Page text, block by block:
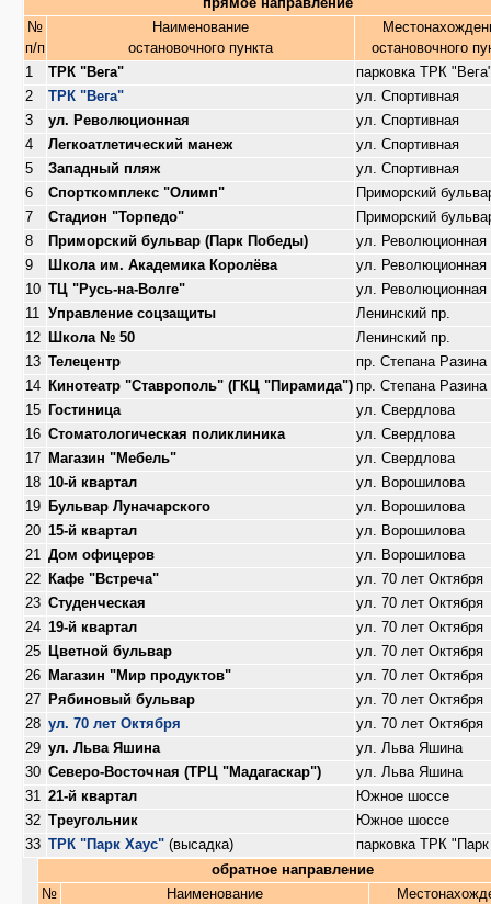
№
п/п
Наименование
остановочного пункта
остановочного
1
ТРК "Вега"
парковка ТРК
2
ТРК "Вега"
ул. Спортивная
3
ул. Революционная
ул. Спортивная
4
Легкоатлетический манеж
ул. Спортивная
5
Западный пляж
ул. Спортивная
6
Спорткомплекс "Олимп"
Приморский
7
Стадион "Торпедо"
Приморский
8
Приморский бульвар (Парк Победы)
ул. Революционная
9
Школа им. Академика Королёва
ул. Революционная
10 ТЦ "Русь-на-Волге"
ул. Революционная
11
Управление соцзащиты
Ленинский пр.
12
Школа № 50
Ленинский пр.
13 Телецентр
пр. Степана Разина
14
Кинотеатр "Ставрополь" (ГКЦ "Пирамида") пр. Степана Разина
15
Гостиница
ул. Свердлова
16 Стоматологическая поликлиника
ул. Свердлова
17
Магазин "Мебель"
ул. Свердлова
18 10-й квартал
ул. Ворошилова
19
Бульвар Луначарского
ул. Ворошилова
20 15-й квартал
ул. Ворошилова
21
Дом офицеров
ул. Ворошилова
22
Кафе "Встреча"
ул. 70 лет Октября
23 Студенческая
ул. 70 лет Октября
24 19-й квартал
ул. 70 лет Октября
25
Цветной бульвар
ул. 70 лет Октября
26
Магазин "Мир продуктов"
ул. 70 лет Октября
27
Рябиновый бульвар
ул. 70 лет Октября
28 ул. 70 лет Октября
ул. 70 лет Октября
29 ул. Льва Яшина
ул. Льва Яшина
30 Северо-Восточная (ТРЦ "Мадагаскар")
ул. Льва Яшина
31
21-й квартал
Южное шоссе
32 Треугольник
Южное шоссе
33 ТРК "Парк Хаус" (высадка)
парковка ТРК
обратное направление
№
Наименование